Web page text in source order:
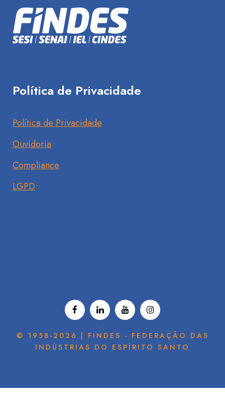
Política de Privacidade
Política de Privacidade
Ouvidoria
Compliance
LGPD
© 1958-2026 | FINDES - FEDERAÇÃO DAS
INDÚSTRIAS DO ESPÍRITO SANTO